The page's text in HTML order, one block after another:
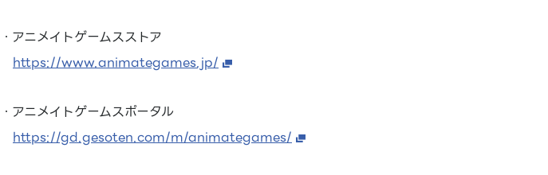
・アニメイトゲームスストア
https://www.animategames.jp/
・アニメイトゲームスポータル
https://gd.gesoten.com/m/animategames/